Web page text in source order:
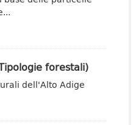
forestali)
dell'Alto Adige